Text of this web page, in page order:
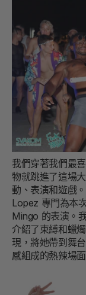
我們穿著我們最
物就跳進了這場
動、表演和遊戲
Lopez 專門為本
Mingo 的表演。
介紹了束縛和蠟
現，將她帶到舞
感組成的熱辣場面